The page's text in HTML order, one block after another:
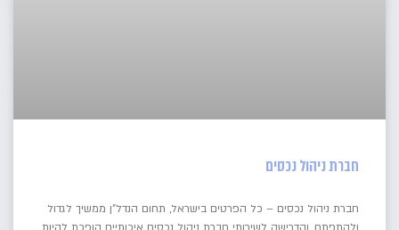
חברת ניהול נכסים
חברת ניהול נכסים – כל הפרטים בישראל, תחום הנדל"ן ממשיך לגדול
ולהתפתח, והדרישה לשירותי חברת ניהול נכסים איכותיים הופכת להיות